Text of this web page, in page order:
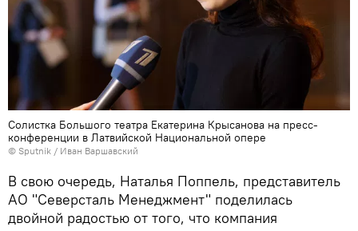
Солистка Большого театра Екатерина Крысанова на пресс-
конференции в Латвийской Национальной опере
© Sputnik / Иван Варшавский
В свою очередь, Наталья Поппель, представитель
АО "Северсталь Менеджмент" поделилась
двойной радостью от того, что компания